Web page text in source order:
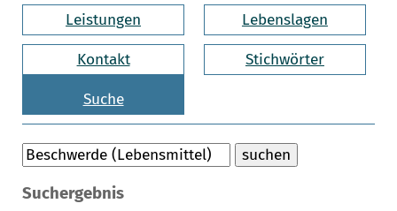
Leistungen Lebenslagen
Kontakt Stichwörter
Suche
Suchergebnis